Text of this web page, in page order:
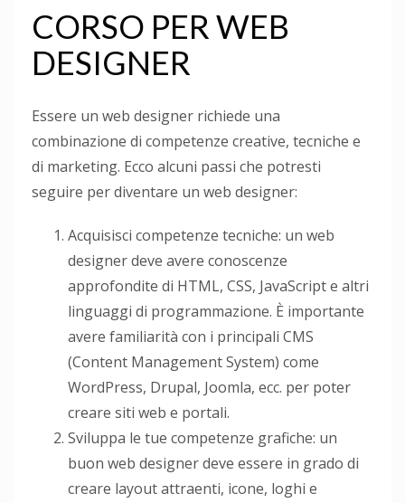
CORSO PER WEB
DESIGNER
Essere un web designer richiede una
combinazione di competenze creative, tecniche e
di marketing. Ecco alcuni passi che potresti
seguire per diventare un web designer:
Acquisisci competenze tecniche: un web
designer deve avere conoscenze
approfondite di HTML, CSS, JavaScript e altri
linguaggi di programmazione. È importante
avere familiarità con i principali CMS
(Content Management System) come
WordPress, Drupal, Joomla, ecc. per poter
creare siti web e portali.
Sviluppa le tue competenze grafiche: un
buon web designer deve essere in grado di
creare layout attraenti, icone, loghi e